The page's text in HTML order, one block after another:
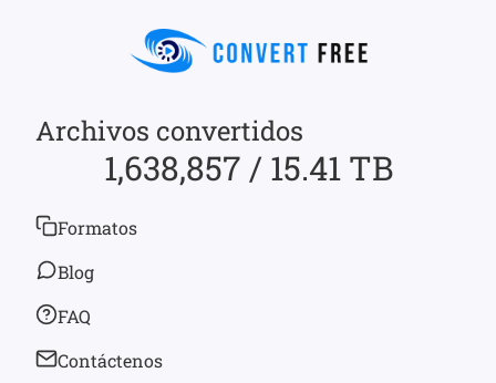
Archivos convertidos
1,638,857 / 15.41 TB
Formatos
Blog
FAQ
Contáctenos